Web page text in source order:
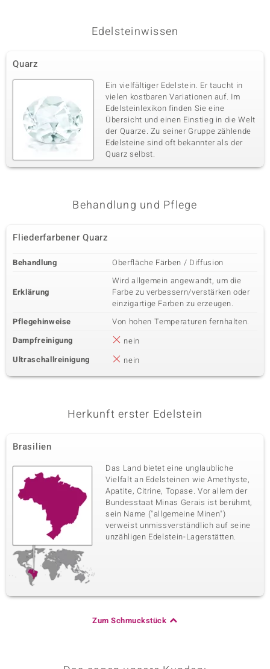
Edelsteinwissen
Quarz
Ein vielfältiger Edelstein. Er taucht in
vielen kostbaren Variationen auf. Im
Edelsteinlexikon finden Sie eine
Übersicht und einen Einstieg in die Welt
der Quarze. Zu seiner Gruppe zählende
Edelsteine sind oft bekannter als der
Quarz selbst.
Behandlung und Pflege
Fliederfarbener Quarz
Behandlung Oberfläche Färben / Diffusion
Erklärung
Wird allgemein angewandt, um die
Farbe zu verbessern/verstärken oder
einzigartige Farben zu erzeugen.
Pflegehinweise
Von hohen Temperaturen fernhalten.
Dampfreinigung
nein
Ultraschallreinigung
nein
Herkunft erster Edelstein
Brasilien
Das Land bietet eine unglaubliche
Vielfalt an Edelsteinen wie Amethyste,
Apatite, Citrine, Topase. Vor allem der
Bundesstaat Minas Gerais ist berühmt,
sein Name ("allgemeine Minen")
verweist unmissverständlich auf seine
unzähligen Edelstein-Lagerstätten.
Zum Schmuckstück